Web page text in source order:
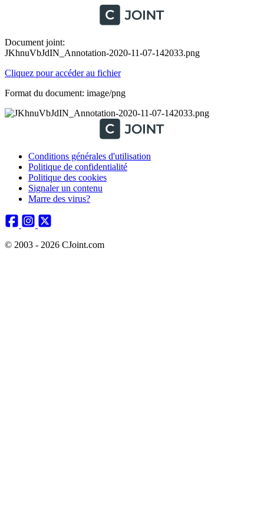
Document joint:
JKhnuVbJdIN_Annotation-2020-11-07-142033.png
Cliquez pour accéder au fichier
Format du document: image/png
Conditions générales d'utilisation
Politique de confidentialité
Politique des cookies
Signaler un contenu
Marre des virus?
© 2003 - 2026 CJoint.com